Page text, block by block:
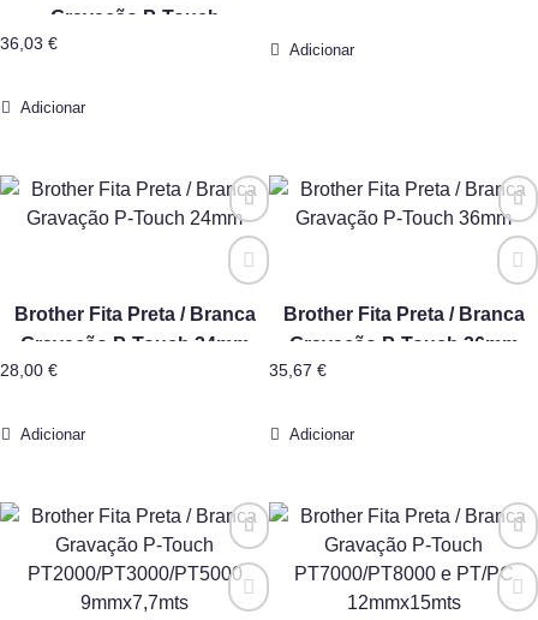
Gravação P-Touch
PT7000/PT8000 e PT/PC
36,03 €
Adicionar
Adicionar
Brother Fita Preta / Branca
Gravação P-Touch 24mm
28,00 €
Adicionar
Brother Fita Preta / Branca
Gravação P-Touch 36mm
35,67 €
Adicionar